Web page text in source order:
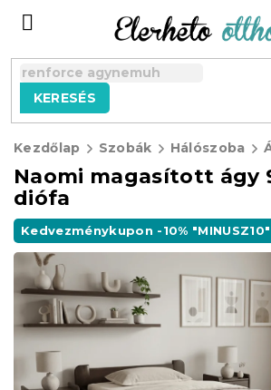
tartalomhoz
KERESÉS
Kezdőlap Szobák Hálószoba
Naomi magasított ágy
diófa
Kedvezménykupon -10% "MINUSZ10"